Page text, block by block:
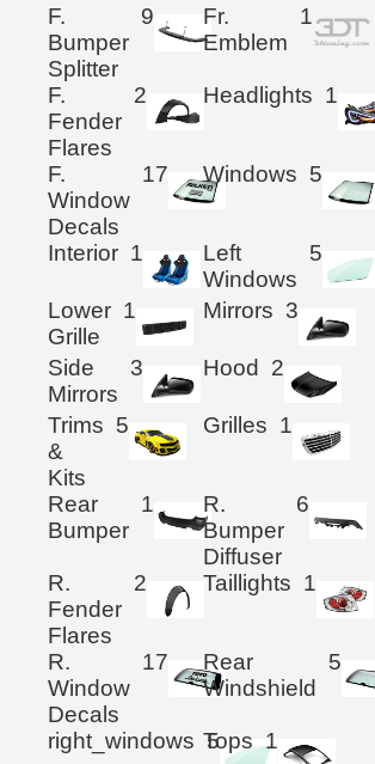
F.
Bumper
Splitter
9
Fr.
Emblem
1
F.
Fender
Flares
2 Headlights 1
F.
Window
Decals
17 Windows 5
Interior 1
Left
Windows
5
Lower
Grille
1 Mirrors 3
Side
Mirrors
3 Hood 2
Trims
&
Kits
5 Grilles 1
Rear
Bumper
1
R.
Bumper
Diffuser
6
R.
Fender
Flares
2 Taillights 1
R.
Window
Decals
17
Rear
Windshield
5
right_windows 5
Tops 1